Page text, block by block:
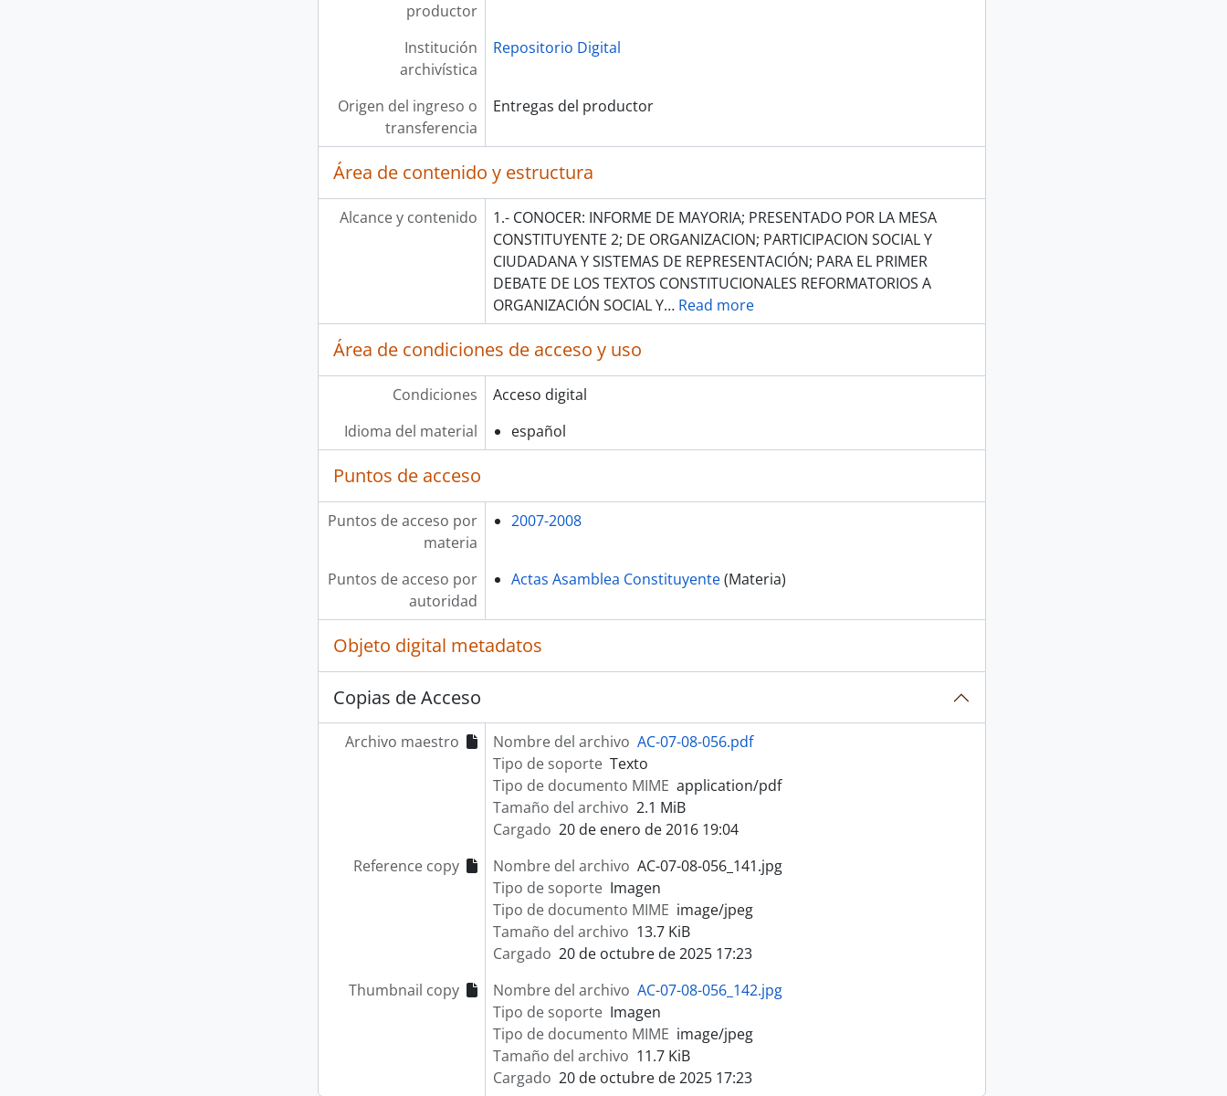
productor
Institución
archivística
Repositorio Digital
Origen del ingreso o
transferencia
Entregas del productor
Área de contenido y estructura
Alcance y contenido
1.- CONOCER: INFORME DE MAYORIA; PRESENTADO POR LA MESA
CONSTITUYENTE 2; DE ORGANIZACION; PARTICIPACION SOCIAL Y
CIUDADANA Y SISTEMAS DE REPRESENTACIÓN; PARA EL PRIMER
DEBATE DE LOS TEXTOS CONSTITUCIONALES REFORMATORIOS A
ORGANIZACIÓN SOCIAL Y… Read more
Área de condiciones de acceso y uso
Condiciones
Acceso digital
Idioma del material
español
Puntos de acceso
Puntos de acceso por
materia
2007-2008
Puntos de acceso por
autoridad
Actas Asamblea Constituyente(Materia)
Objeto digital metadatos
Copias de Acceso
Archivo maestro Nombre del archivo AC-07-08-056.pdf
Tipo de soporte Texto
Tipo de documento MIME application/pdf
Tamaño del archivo 2.1 MiB
Cargado 20 de enero de 2016 19:04
Reference copy
Nombre del archivo AC-07-08-056_141.jpg
Tipo de soporte Imagen
Tipo de documento MIME image/jpeg
Tamaño del archivo 13.7 KiB
Cargado 20 de octubre de 2025 17:23
Thumbnail copy
Nombre del archivo AC-07-08-056_142.jpg
Tipo de soporte Imagen
Tipo de documento MIME image/jpeg
Tamaño del archivo 11.7 KiB
Cargado 20 de octubre de 2025 17:23